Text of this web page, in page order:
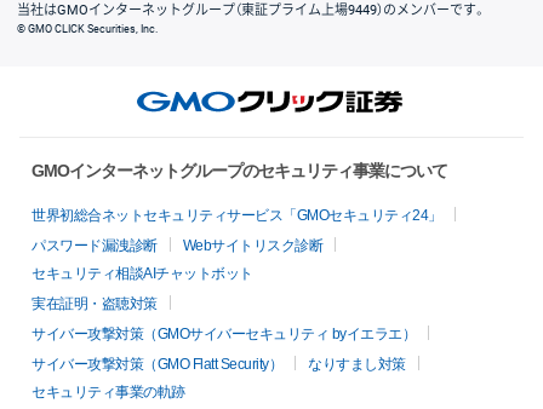
当社はGMOインターネットグループ（東証プライム上場9449）のメンバーです。
© GMO CLICK Securities, Inc.
GMOインターネットグループのセキュリティ事業について
世界初総合ネットセキュリティサービス「GMOセキュリティ24」
パスワード漏洩診断
Webサイトリスク診断
セキュリティ相談AIチャットボット
実在証明・盗聴対策
サイバー攻撃対策（GMOサイバーセキュリティ byイエラエ）
サイバー攻撃対策（GMO Flatt Security）
なりすまし対策
セキュリティ事業の軌跡